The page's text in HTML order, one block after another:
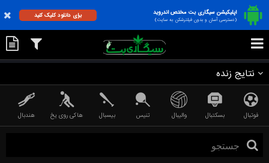
اپلیکیشن سیگاری بت مختص اندروید
(دسترسی آسان و بدون فیلترشکن به سایت)
برای دانلود کلیک کنید
نتایج زنده
فوتبال بسکتبال والیبال تنیس بیسبال هاکی روی یخ هندبال